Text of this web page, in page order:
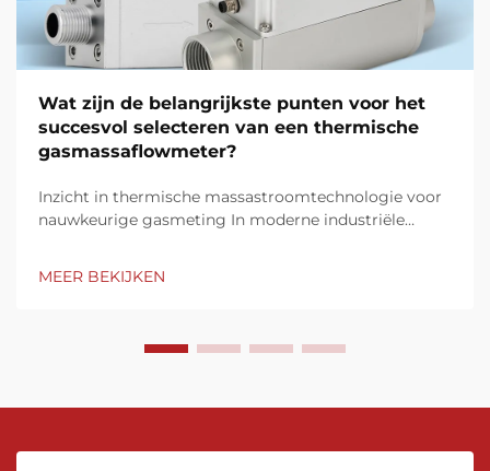
Wat zijn de belangrijkste punten voor het
succesvol selecteren van een thermische
gasmassaflowmeter?
Inzicht in thermische massastroomtechnologie voor
nauwkeurige gasmeting In moderne industriële
kwaliteitscontrole en naleving van voorschriften.
MEER BEKIJKEN